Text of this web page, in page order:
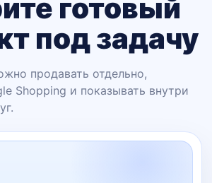
готовый
под задачу
продавать отдельно,
Shopping и показывать внутри